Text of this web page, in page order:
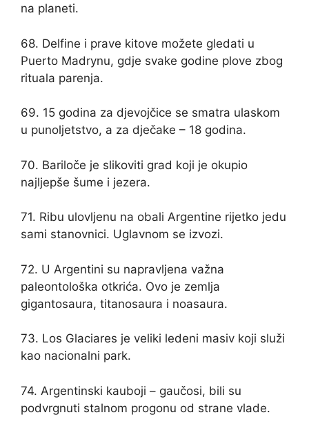
na planeti.
68. Delfine i prave kitove možete gledati u
Puerto Madrynu, gdje svake godine plove zbog
rituala parenja.
69. 15 godina za djevojčice se smatra ulaskom
u punoljetstvo, a za dječake – 18 godina.
70. Bariloče je slikoviti grad koji je okupio
najljepše šume i jezera.
71. Ribu ulovljenu na obali Argentine rijetko jedu
sami stanovnici. Uglavnom se izvozi.
72. U Argentini su napravljena važna
paleontološka otkrića. Ovo je zemlja
gigantosaura, titanosaura i noasaura.
73. Los Glaciares je veliki ledeni masiv koji služi
kao nacionalni park.
74. Argentinski kauboji – gaučosi, bili su
podvrgnuti stalnom progonu od strane vlade.